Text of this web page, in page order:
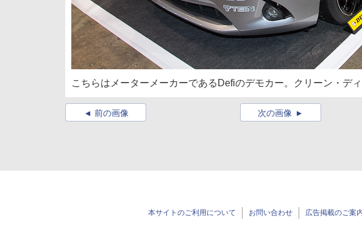
こちらはメーターメーカーであるDefiのデモカー。クリーン・デ
前の画像 次の画像
本サイトのご利用について お問い合わせ 広告掲載のご案